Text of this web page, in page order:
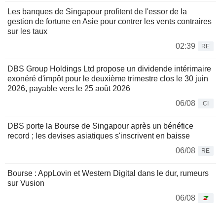
Les banques de Singapour profitent de l'essor de la
gestion de fortune en Asie pour contrer les vents contraires
sur les taux
02:39
RE
DBS Group Holdings Ltd propose un dividende intérimaire
exonéré d'impôt pour le deuxième trimestre clos le 30 juin
2026, payable vers le 25 août 2026
06/08
CI
DBS porte la Bourse de Singapour après un bénéfice
record ; les devises asiatiques s'inscrivent en baisse
06/08
RE
Bourse : AppLovin et Western Digital dans le dur, rumeurs
sur Vusion
06/08